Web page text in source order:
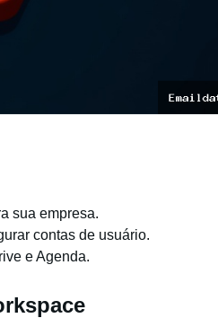
sua empresa.
contas de usuário.
e Agenda.